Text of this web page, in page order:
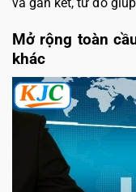
và gắn kết, từ đó
Mở rộng toàn
khác